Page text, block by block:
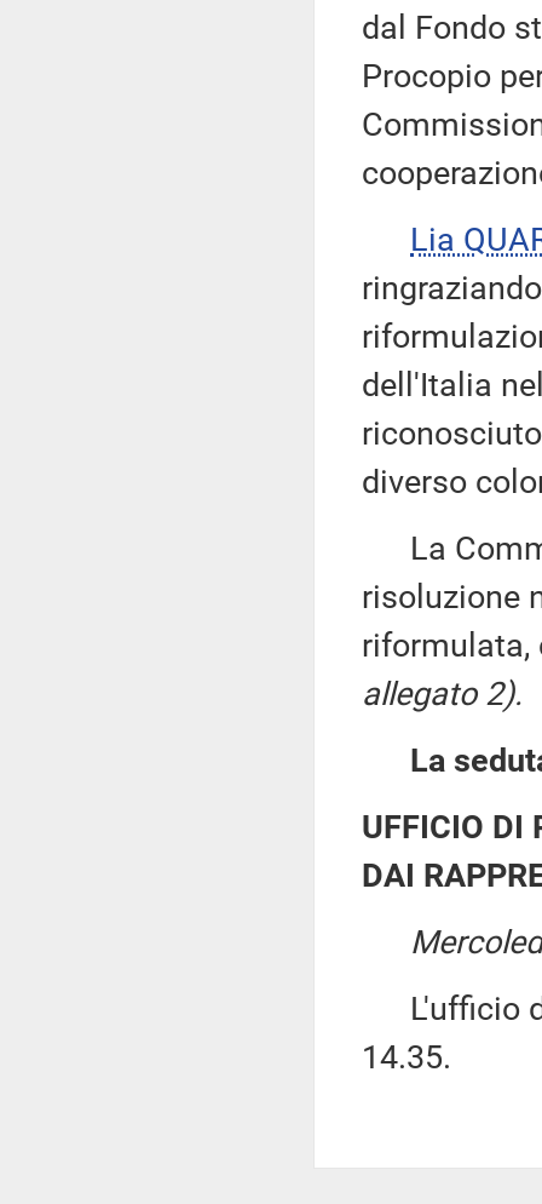
dal Fondo
Procopio
Lia
dell'Italia
diverso
La
risoluzione
riformulata,
allegato 2).
La
UFFICIO DI
DAI
L'ufficio di
14.35.